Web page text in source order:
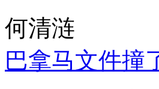
何清涟
巴拿马文件撞